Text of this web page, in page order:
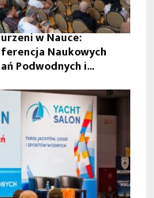
w Nauce:
Naukowych
Podwodnych i...